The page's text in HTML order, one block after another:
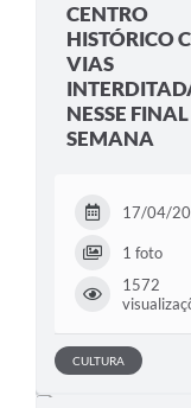
CENTRO
HISTÓRICO
VIAS
NESSE
SEMANA
17/04/
1 foto
1572
CULTURA